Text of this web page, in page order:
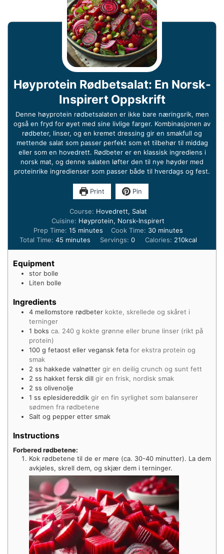
Høyprotein Rødbetsalat: En Norsk-
Inspirert Oppskrift
Denne høyprotein rødbetsalaten er ikke bare næringsrik, men
også en fryd for øyet med sine livlige farger. Kombinasjonen av
rødbeter, linser, og en kremet dressing gir en smakfull og
mettende salat som passer perfekt som et tilbehør til middag
eller som en hovedrett. Rødbeter er en klassisk ingrediens i
norsk mat, og denne salaten løfter den til nye høyder med
proteinrike ingredienser som passer både til hverdags og fest.
Print Pin
Course: Hovedrett, Salat
Cuisine: Høyprotein, Norsk-Inspirert
Prep Time: 15minutes
minutes Cook Time: 30minutes
minutes
Total Time: 45minutes
minutes Servings:0 Calories: 210kcal
Equipment
stor bolle
Liten bolle
Ingredients
4 mellomstore rødbeter kokte, skrellede og skåret i
terninger
1 boks ca. 240 g kokte grønne eller brune linser (rikt på
protein)
100 g fetaost eller vegansk feta for ekstra protein og
smak
2 ss hakkede valnøtter gir en deilig crunch og sunt fett
2 ss hakket fersk dill gir en frisk, nordisk smak
2 ss olivenolje
1 ss eplesidereddik gir en fin syrlighet som balanserer
sødmen fra rødbetene
Salt og pepper etter smak
Instructions
Forbered rødbetene:
Kok rødbetene til de er møre (ca. 30-40 minutter). La dem
avkjøles, skrell dem, og skjær dem i terninger.